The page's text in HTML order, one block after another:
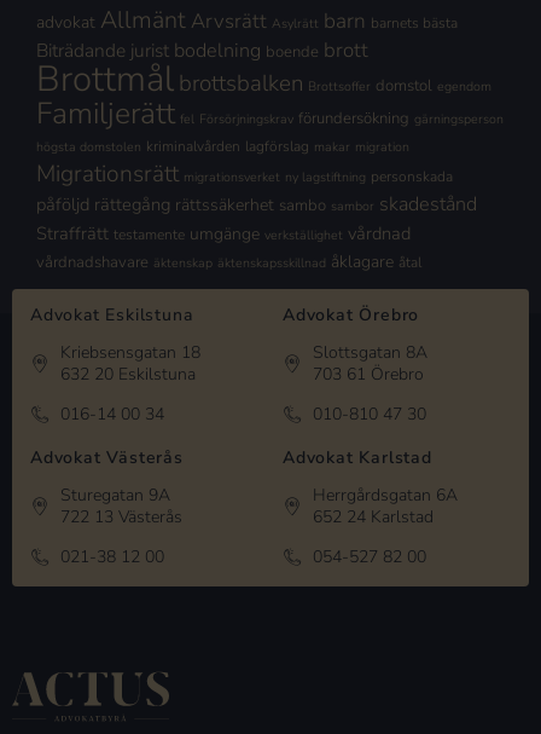
advokat Allmänt Arvsrätt Asylrätt barn barnets bästa
Biträdande jurist bodelning boende brott
Brottmålbrottsbalken Brottsoffer domstol egendom
Familjerätt fel Försörjningskrav förundersökning gärningsperson
högsta domstolen kriminalvården lagförslag makar migration
Migrationsrätt migrationsverket ny lagstiftning personskada
påföljd rättegång rättssäkerhet sambo sambor skadestånd
Straffrätt testamente umgänge verkställighet vårdnad
vårdnadshavare äktenskap äktenskapsskillnad åklagare åtal
Advokat Eskilstuna
Kriebsensgatan 18
632 20 Eskilstuna
016-14 00 34
Advokat Örebro
Slottsgatan 8A
703 61 Örebro
010-810 47 30
Advokat Västerås
Sturegatan 9A
722 13 Västerås
021-38 12 00
Advokat Karlstad
Herrgårdsgatan 6A
652 24 Karlstad
054-527 82 00